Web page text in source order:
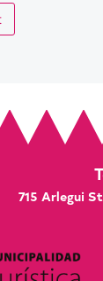
715 Arlegui